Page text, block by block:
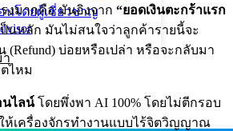
นโดยผู้เชี่ยวชาญ
งมากคือ มันอิงจาก “ยอดเงินตะกร้าแรก
นหลัก มันไม่สนใจว่าลูกค้ารายนี้จะ
(Refund) บ่อยหรือเปล่า หรือจะกลับมา
ไหม
ไลน์โดยพึ่งพา AI 100% โดยไม่ตีกรอบ
เครื่องจักรทำงานแบบไร้จิตวิญญาณ